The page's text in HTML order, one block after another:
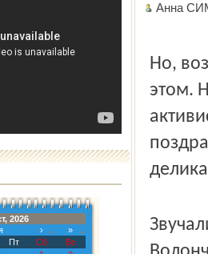
2026
›
»
Пт Сб
Вс
Анна
Но,
этом.